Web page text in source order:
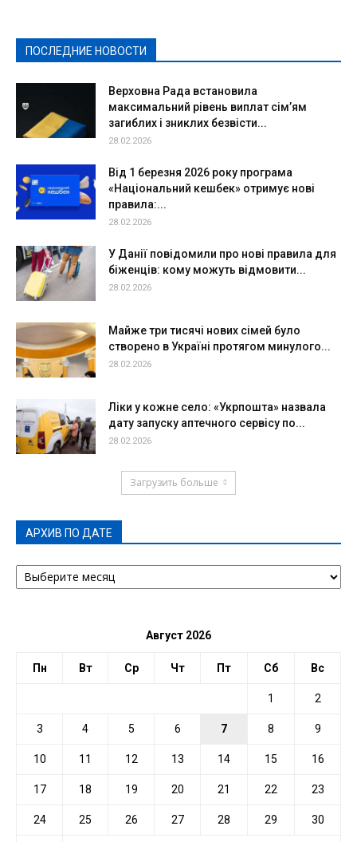
ПОСЛЕДНИЕ НОВОСТИ
Верховна Рада встановила
максимальний рівень виплат сім’ям
загиблих і зниклих безвісти...
28.02.2026
Від 1 березня 2026 року програма
«Національний кешбек» отримує нові
правила:...
28.02.2026
У Данії повідомили про нові правила для
біженців: кому можуть відмовити...
28.02.2026
Майже три тисячі нових сімей було
створено в Україні протягом минулого...
28.02.2026
Ліки у кожне село: «Укрпошта» назвала
дату запуску аптечного сервісу по...
28.02.2026
Загрузить больше
АРХИВ ПО ДАТЕ
АРХИВ
ПО
Август 2026
Пн Вт Ср Чт Пт Сб Вс
1 2
3 4 5 6 7 8 9
10 11 12 13 14 15 16
17 18 19 20 21 22 23
24 25 26 27 28 29 30